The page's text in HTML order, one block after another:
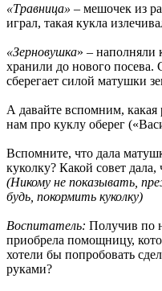
«Травница» – мешочек из
играл, такая кукла
«Зерновушка» – наполняли
хранили до нового посева.
сберегает силой матушки
А давайте вспомним, какая
нам про куклу оберег
Вспомните, что дала
куколку? Какой совет
(Никому не показывать,
будь, покормить куколку)
Воспитатель: Получив по
приобрела помощницу,
хотели бы попробовать
руками?